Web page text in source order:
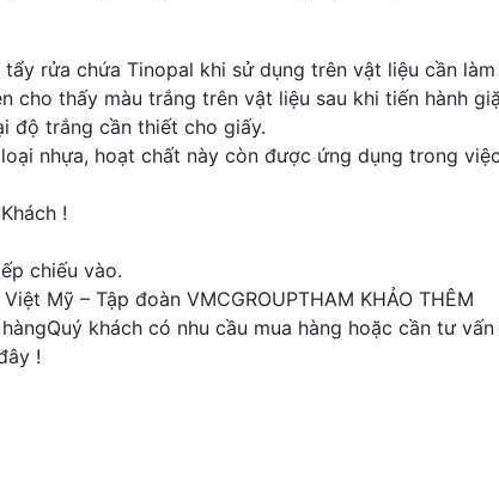
rửa chứa Tinopal khi sử dụng trên vật liệu cần
cho thấy màu trắng trên vật liệu sau khi tiến hành
độ trắng cần thiết cho giấy.
nhựa, hoạt chất này còn được ứng dụng trong
!
chiếu vào.
Mỹ – Tập đoàn VMCGROUPTHAM KHẢO THÊM
khách có nhu cầu mua hàng hoặc cần tư
!